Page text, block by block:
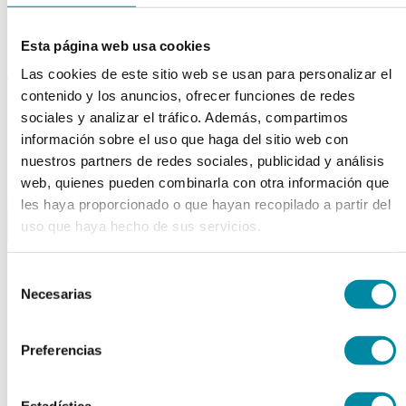
Esta página web usa cookies
Las cookies de este sitio web se usan para personalizar el
contenido y los anuncios, ofrecer funciones de redes
sociales y analizar el tráfico. Además, compartimos
información sobre el uso que haga del sitio web con
nuestros partners de redes sociales, publicidad y análisis
web, quienes pueden combinarla con otra información que
les haya proporcionado o que hayan recopilado a partir del
uso que haya hecho de sus servicios.
Necesarias
Preferencias
Tubos
Otros
material laboratorio
Material aparatos
Utillaje
Fungible
Reactivos Merck
outlet
menu shopping_cart search homelock
Búsqueda en el sitio
Actualmente se encuentra en:
Blog